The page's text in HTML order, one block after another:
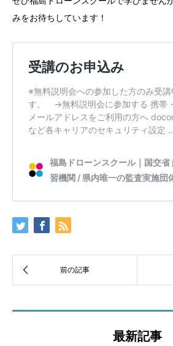
みをお待ちしています！
最新記事